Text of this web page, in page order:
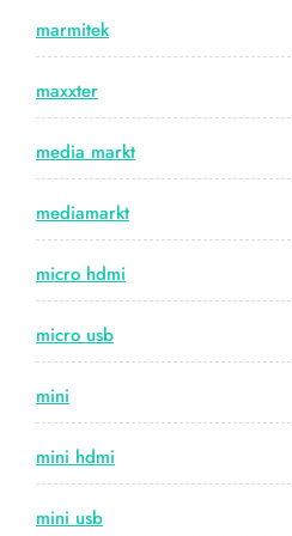
marmitek
maxxter
media markt
mediamarkt
micro hdmi
micro usb
mini
mini hdmi
mini usb